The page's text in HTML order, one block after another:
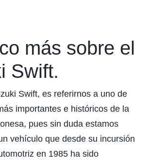
más sobre el
Swift.
Swift, es referirnos a uno de
importantes e históricos de la
pues sin duda estamos
vehículo que desde su incursión
en 1985 ha sido